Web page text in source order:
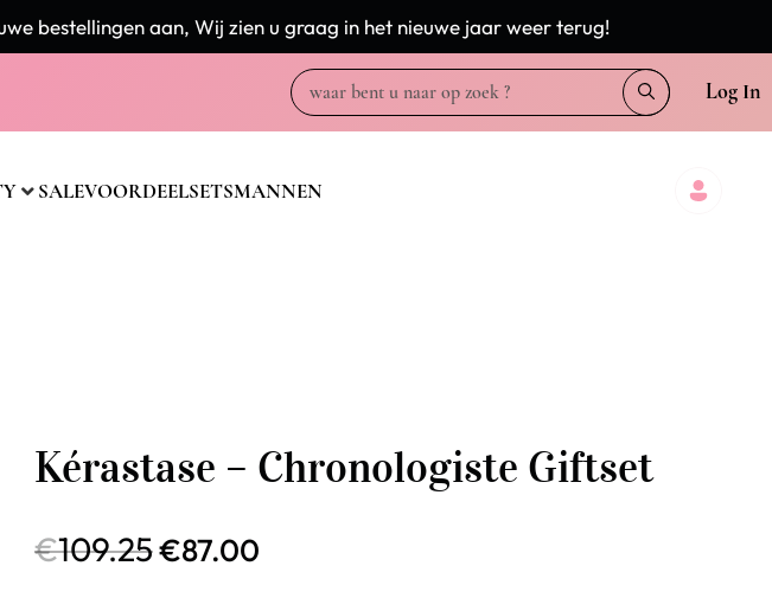
bestellingen aan, Wij zien u graag in het nieuwe jaar weer terug!
Log In
SALEVOORDEELSETSMANNEN
Kérastase – Chronologiste Giftset
€109.25€87.00